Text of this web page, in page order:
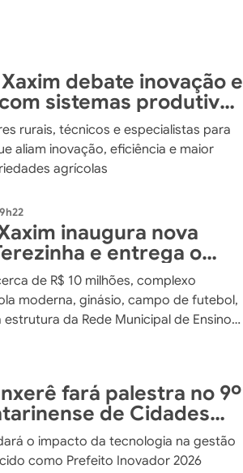
debate inovação e
sistemas produtivos
rurais, técnicos e especialistas para
aliam inovação, eficiência e maior
agrícolas
inaugura nova
e entrega o
em educação da
de R$ 10 milhões, complexo
moderna, ginásio, campo de futebol,
da Rede Municipal de Ensino
fará palestra no 9º
de Cidades
o impacto da tecnologia na gestão
como Prefeito Inovador 2026